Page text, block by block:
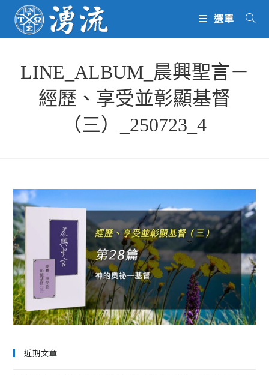
content
選單
LINE_ALBUM_晨興聖言－
經歷、享受並彰顯基督
（三）_250723_4
近期文章